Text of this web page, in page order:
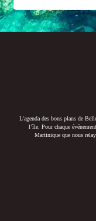
L’agenda des bons plans de
l’île. Pour chaque
Martinique que nous